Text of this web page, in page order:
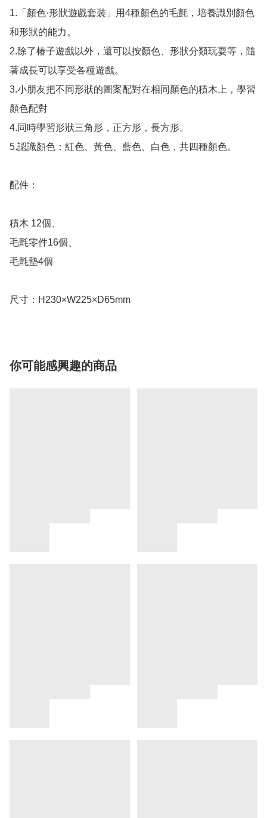
1.「顏色·形狀遊戲套裝」用4種顏色的毛氈，培養識別顏色
和形狀的能力。
2.除了椿子遊戲以外，還可以按顏色、形狀分類玩耍等，隨
著成長可以享受各種遊戲。
3.小朋友把不同形狀的圖案配對在相同顏色的積木上，學習
顏色配對
4.同時學習形狀三角形，正方形，長方形。
5.認識顏色：紅色、黃色、藍色、白色，共四種顏色。
配件：
積木 12個、
毛氈零件16個、
毛氈墊4個
尺寸：H230×W225×D65mm
你可能感興趣的商品